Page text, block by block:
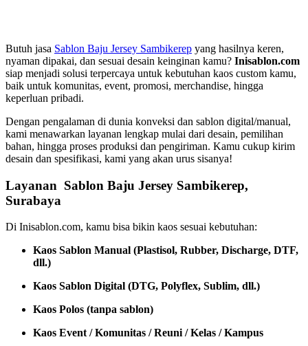
Butuh jasa Sablon Baju Jersey Sambikerep yang hasilnya keren,
nyaman dipakai, dan sesuai desain keinginan kamu? Inisablon.com
siap menjadi solusi terpercaya untuk kebutuhan kaos custom kamu,
baik untuk komunitas, event, promosi, merchandise, hingga
keperluan pribadi.
Dengan pengalaman di dunia konveksi dan sablon digital/manual,
kami menawarkan layanan lengkap mulai dari desain, pemilihan
bahan, hingga proses produksi dan pengiriman. Kamu cukup kirim
desain dan spesifikasi, kami yang akan urus sisanya!
Layanan Sablon Baju Jersey Sambikerep,
Surabaya
Di Inisablon.com, kamu bisa bikin kaos sesuai kebutuhan:
Kaos Sablon Manual (Plastisol, Rubber, Discharge, DTF,
dll.)
Kaos Sablon Digital (DTG, Polyflex, Sublim, dll.)
Kaos Polos (tanpa sablon)
Kaos Event / Komunitas / Reuni / Kelas / Kampus